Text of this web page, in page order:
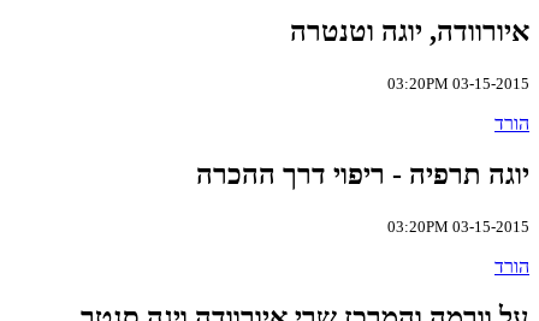
איורוודה, יוגה וטנטרה
03-15-2015 03:20PM
הורד
יוגה תרפיה - ריפוי דרך ההכרה
03-15-2015 03:20PM
הורד